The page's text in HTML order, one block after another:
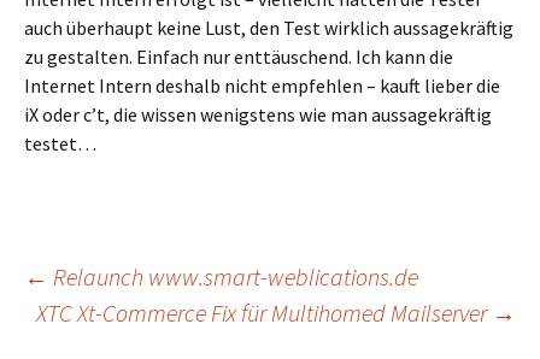
auch überhaupt keine Lust, den Test wirklich aussagekräftig
zu gestalten. Einfach nur enttäuschend. Ich kann die
Internet Intern deshalb nicht empfehlen – kauft lieber die
iX oder c’t, die wissen wenigstens wie man aussagekräftig
testet…
Post
← Relaunch www.smart-weblications.de
XTC Xt-Commerce Fix für Multihomed Mailserver →